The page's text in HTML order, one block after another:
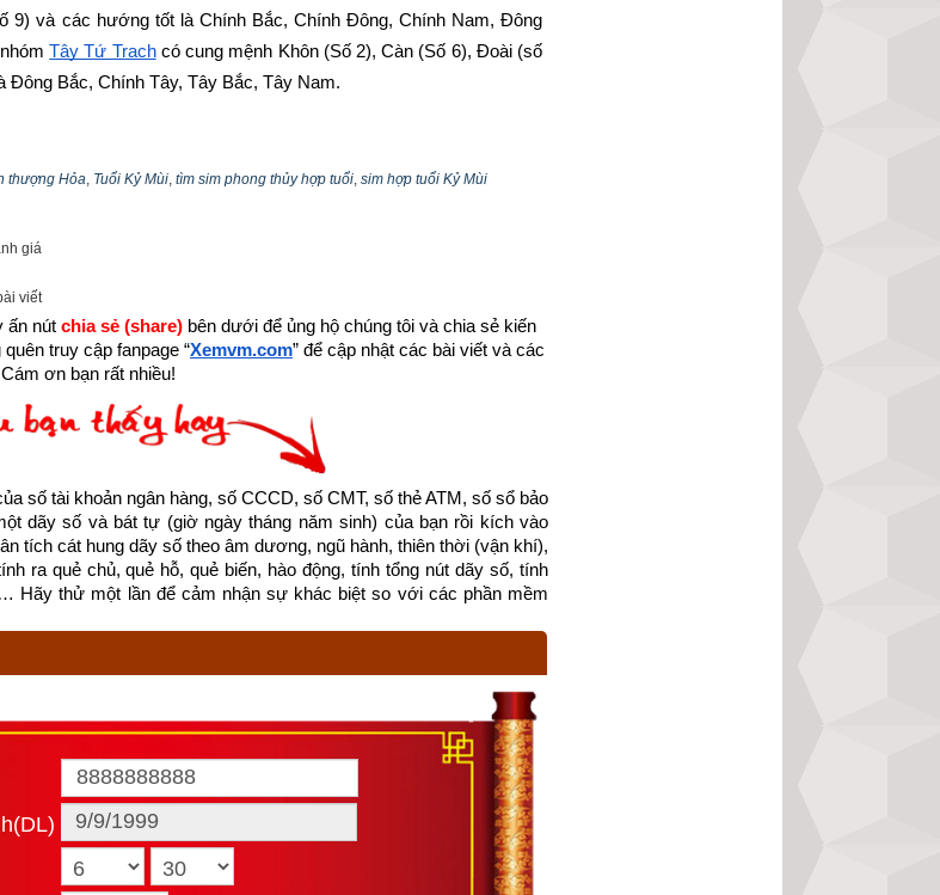
9) và các hướng tốt là Chính Bắc, Chính Đông, Chính Nam, Đông
Tây Tứ Trạch có cung mệnh Khôn (Số 2), Càn (Số 6), Đoài (số
Đông Bắc, Chính Tây, Tây Bắc, Tây Nam.
căn cứ vào năm sinh (trụ năm) chỉ nhằm mục đích tham khảo, bổ
trụ ngày, trụ giờ để phân tích dẫn đến kết quả không chính xác. Để
vận mệnh và phong thủy tuổi Kỷ Mùi của một người, độc giả hãy
bên vào phần mềm luận giải vận mệnh trọn đời
chính xác nhất hiện
thượng Hỏa, Tuổi Kỷ Mùi, tìm sim phong thủy hợp tuổi, sim hợp tuổi Kỷ Mùi
giá
viết
ấn nút chia sẻ (share) bên dưới để ủng hộ chúng tôi và chia sẻ kiến
truy cập fanpage “Xemvm.com” để cập nhật các bài viết và các
ơn bạn rất nhiều!
số tài khoản ngân hàng, số CCCD, số CMT, số thẻ ATM, số sổ bảo
dãy số và bát tự (giờ ngày tháng năm sinh) của bạn rồi kích vào
tích cát hung dãy số theo âm dương, ngũ hành, thiên thời (vận khí),
ra quẻ chủ, quẻ hỗ, quẻ biến, hào động, tính tổng nút dãy số, tính
Hãy thử một lần để cảm nhận sự khác biệt so với các phần mềm